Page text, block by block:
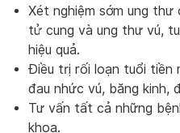
Xét nghiệm sớm ung
tử cung và ung thư vú,
hiệu quả.
Điều trị rối loạn tuổi tiền
đau nhức vú, băng kinh,
Tư vấn tất cả những
khoa.